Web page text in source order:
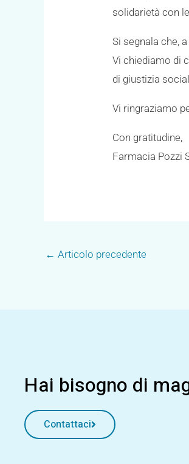
solidarietà con
Si segnala che,
Vi chiediamo di
di giustizia
Vi ringraziamo
Con gratitudine,
Farmacia Pozzi
← Articolo precedente
Hai bisogno di
Contattaci